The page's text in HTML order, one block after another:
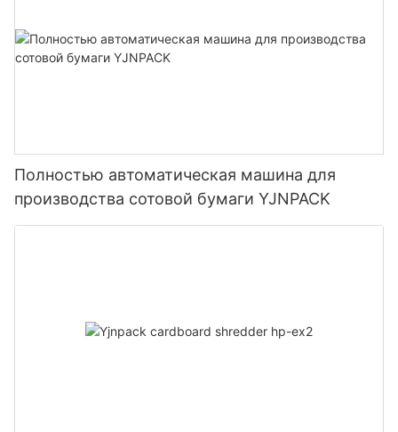
Полностью автоматическая машина для
производства сотовой бумаги YJNPACK